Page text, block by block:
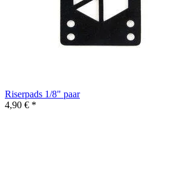
Riserpads 1/8" paar
4,90 € *